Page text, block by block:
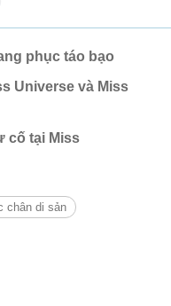
phục táo bạo
Universe và Miss
cố tại Miss
chân di sản